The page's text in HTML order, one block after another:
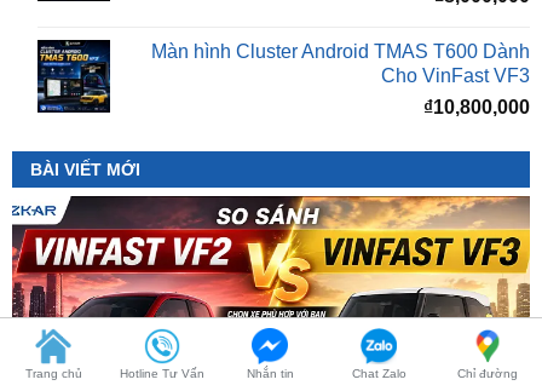
₫10,800,000
BÀI VIẾT MỚI
Trang chủ Hotline Tư Vấn Nhắn tin Chat Zalo Chỉ đường